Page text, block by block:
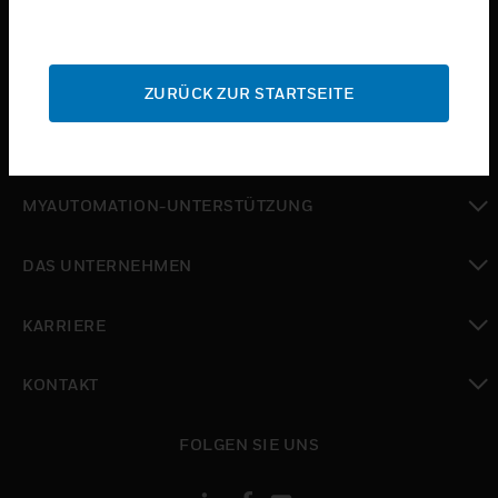
toggle view
toggle view
MYAUTOMATION-UNTERSTÜTZUNG
DAS UNTERNEHMEN
KARRIERE
KONTAKT
FOLGEN SIE UNS
ZURÜCK ZUR STARTSEITE